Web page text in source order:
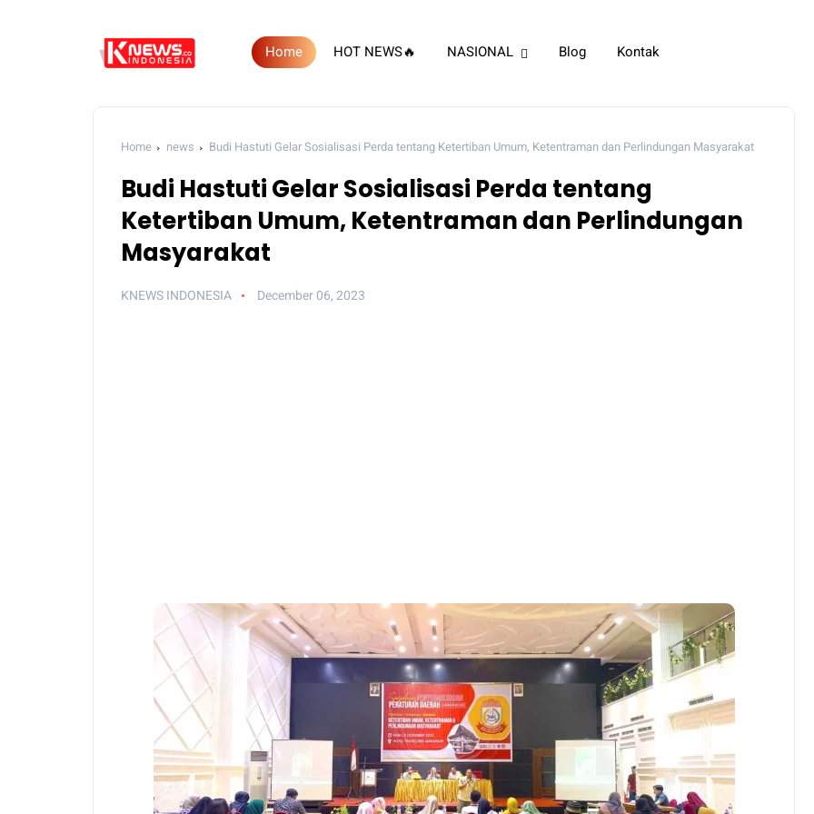
Home HOT NEWS🔥 NASIONAL Blog Kontak
Home news Budi Hastuti Gelar Sosialisasi Perda tentang Ketertiban Umum, Ketentraman dan Perlindungan Masyarakat
Budi Hastuti Gelar Sosialisasi Perda tentang
Ketertiban Umum, Ketentraman dan Perlindungan
Masyarakat
KNEWS INDONESIA December 06, 2023